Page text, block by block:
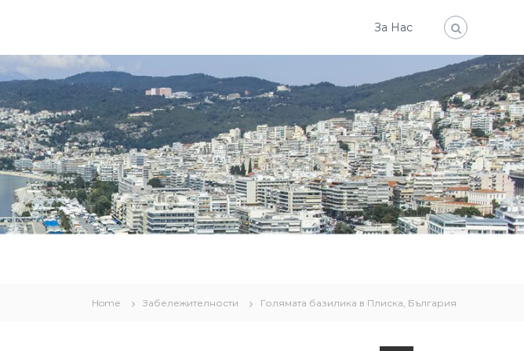
За Нас
Home Забележителности Голямата базилика в Плиска, България